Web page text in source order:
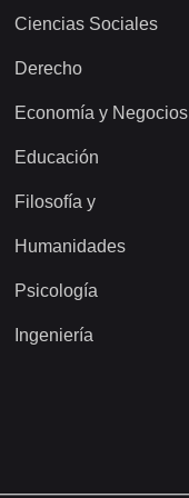
Ciencias Sociales
Derecho
Economía y Negocios
Educación
Filosofía y
Humanidades
Psicología
Ingeniería